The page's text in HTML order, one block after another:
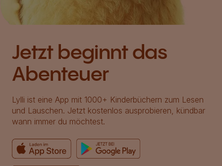
Jetzt beginnt das
Abenteuer
Lylli ist eine App mit 1000+ Kinderbüchern zum Lesen
und Lauschen. Jetzt kostenlos ausprobieren, kündbar
wann immer du möchtest.